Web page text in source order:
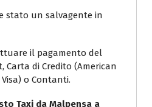
stato un salvagente in
il pagamento del
Carta di Credito (American
o Contanti.
Taxi da Malpensa a